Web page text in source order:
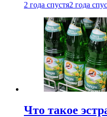
2 года спустя2 года
Что такое